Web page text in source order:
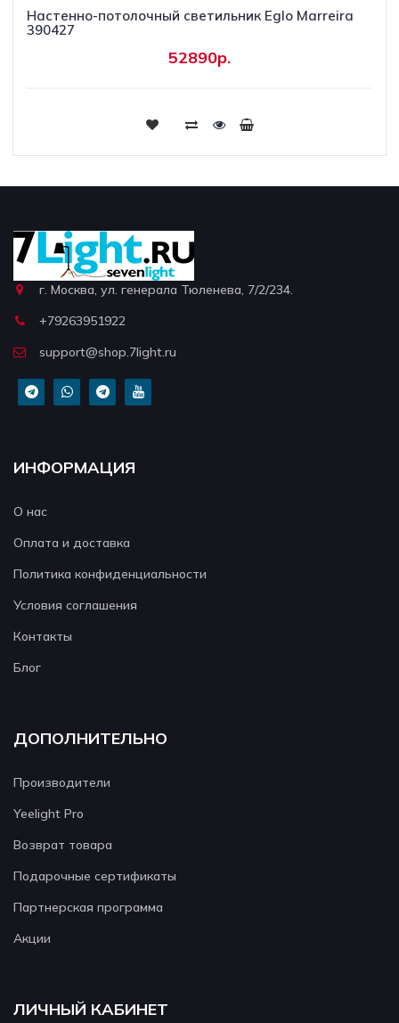
Настенно-потолочный светильник Eglo Marreira
390427
52890р.
г. Москва, ул. генерала Тюленева, 7/2/234.
+79263951922
support@shop.7light.ru
ИНФОРМАЦИЯ
О нас
Оплата и доставка
Политика конфиденциальности
Условия соглашения
Контакты
Блог
ДОПОЛНИТЕЛЬНО
Производители
Yeelight Pro
Возврат товара
Подарочные сертификаты
Партнерская программа
Акции
ЛИЧНЫЙ КАБИНЕТ